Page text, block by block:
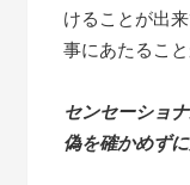
けることが出
事にあたるこ
センセーショ
偽を確かめず